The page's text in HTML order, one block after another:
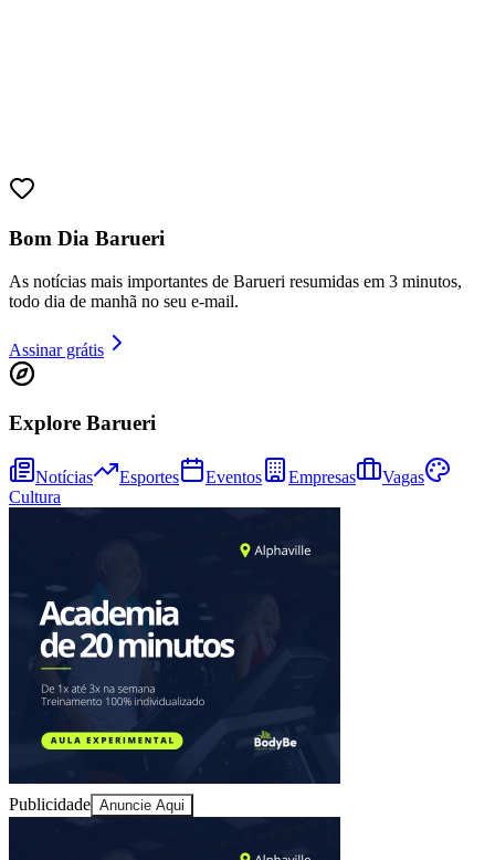
Juventude
Bom Dia Barueri
As notícias mais importantes de Barueri resumidas em 3 minutos,
todo dia de manhã no seu e-mail.
Assinar grátis
Explore Barueri
Notícias Esportes Eventos Empresas
Vagas
Cultura
Publicidade Anuncie Aqui